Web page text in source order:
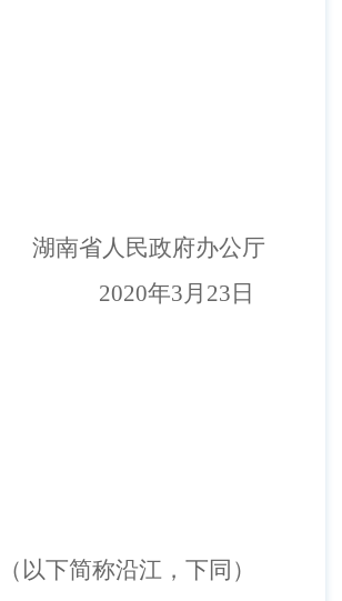
湖南省人民政府办公厅
2020年3月 23 日
（ 以下简称沿江，下同 ）